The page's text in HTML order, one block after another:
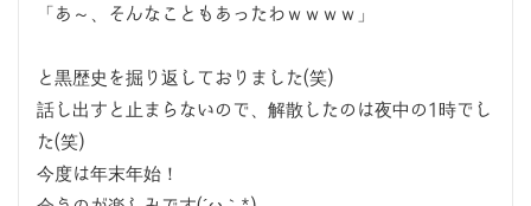
「あ～、そんなこともあったわｗｗｗｗ」
と黒歴史を掘り返しておりました(笑)
話し出すと止まらないので、解散したのは夜中の1時でし
た(笑)
今度は年末年始！